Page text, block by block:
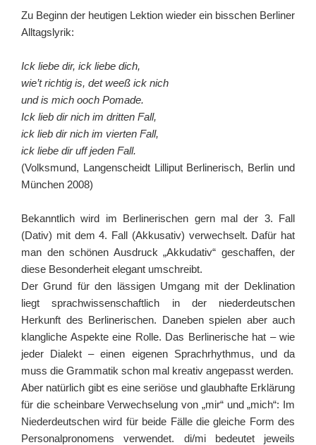
Zu Beginn der heutigen Lektion wieder ein bisschen Berliner
Alltagslyrik:
Ick liebe dir, ick liebe dich,
wie’t richtig is, det weeß ick nich
und is mich ooch Pomade.
Ick lieb dir nich im dritten Fall,
ick lieb dir nich im vierten Fall,
ick liebe dir uff jeden Fall.
(Volksmund, Langenscheidt Lilliput Berlinerisch, Berlin und
München 2008)
Bekanntlich wird im Berlinerischen gern mal der 3. Fall
(Dativ) mit dem 4. Fall (Akkusativ) verwechselt. Dafür hat
man den schönen Ausdruck „Akkudativ“ geschaffen, der
diese Besonderheit elegant umschreibt.
Der Grund für den lässigen Umgang mit der Deklination
liegt sprachwissenschaftlich in der niederdeutschen
Herkunft des Berlinerischen. Daneben spielen aber auch
klangliche Aspekte eine Rolle. Das Berlinerische hat – wie
jeder Dialekt – einen eigenen Sprachrhythmus, und da
muss die Grammatik schon mal kreativ angepasst werden.
Aber natürlich gibt es eine seriöse und glaubhafte Erklärung
für die scheinbare Verwechselung von „mir“ und „mich“: Im
Niederdeutschen wird für beide Fälle die gleiche Form des
Personalpronomens verwendet. di/mi bedeutet jeweils